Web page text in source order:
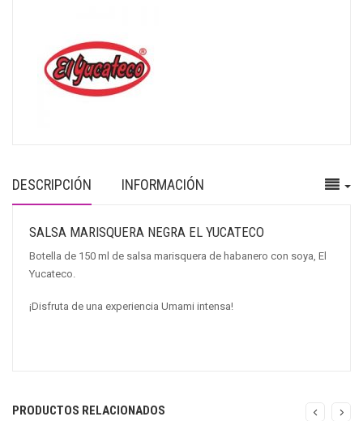
DESCRIPCIÓN INFORMACIÓN
SALSA MARISQUERA NEGRA EL YUCATECO
Botella de 150 ml de salsa marisquera de habanero con soya, El
Yucateco.
¡Disfruta de una experiencia Umami intensa!
PRODUCTOS RELACIONADOS